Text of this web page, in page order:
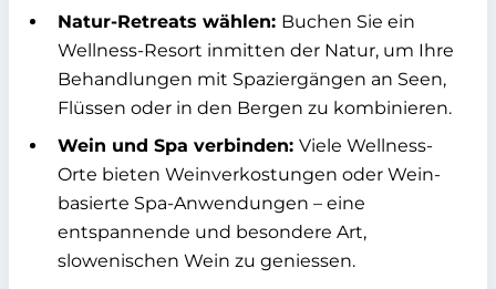
Natur-Retreats wählen: Buchen Sie ein
Wellness-Resort inmitten der Natur, um Ihre
Behandlungen mit Spaziergängen an Seen,
Flüssen oder in den Bergen zu kombinieren.
Wein und Spa verbinden: Viele Wellness-
Orte bieten Weinverkostungen oder Wein-
basierte Spa-Anwendungen – eine
entspannende und besondere Art,
slowenischen Wein zu geniessen.